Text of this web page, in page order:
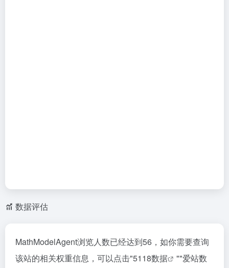
数据评估
MathModelAgent浏览人数已经达到56，如你需要查询
该站的相关权重信息，可以点击"5118数据 ""爱站数